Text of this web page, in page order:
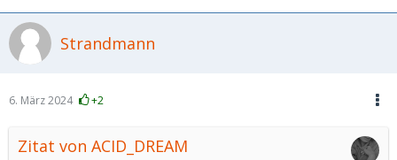
Strandmann
6. März 2024 +2
Zitat von ACID_DREAM